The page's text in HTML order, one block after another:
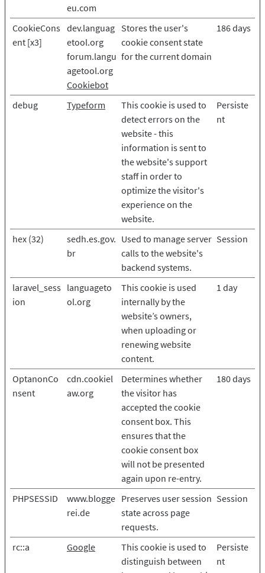
eu.com
CookieCons
ent [x3]
dev.languag
etool.org
forum.langu
agetool.org
Cookiebot
Stores the user's
cookie consent state
for the current domain
186 days
debug Typeform
This cookie is used to
detect errors on the
website - this
information is sent to
the website's support
staff in order to
optimize the visitor's
experience on the
website.
Persiste
nt
hex (32)
sedh.es.gov.
br
Used to manage server
calls to the website's
backend systems.
Session
laravel_sess
ion
languageto
ol.org
This cookie is used
internally by the
website’s owners,
when uploading or
renewing website
content.
1 day
OptanonCo
nsent
cdn.cookiel
aw.org
Determines whether
the visitor has
accepted the cookie
consent box. This
ensures that the
cookie consent box
will not be presented
again upon re-entry.
180 days
PHPSESSID
www.blogge
rei.de
Preserves user session
state across page
requests.
Session
rc::a Google
This cookie is used to
distinguish between
Persiste
nt